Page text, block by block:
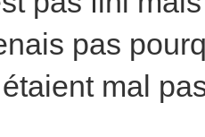
pas
mal